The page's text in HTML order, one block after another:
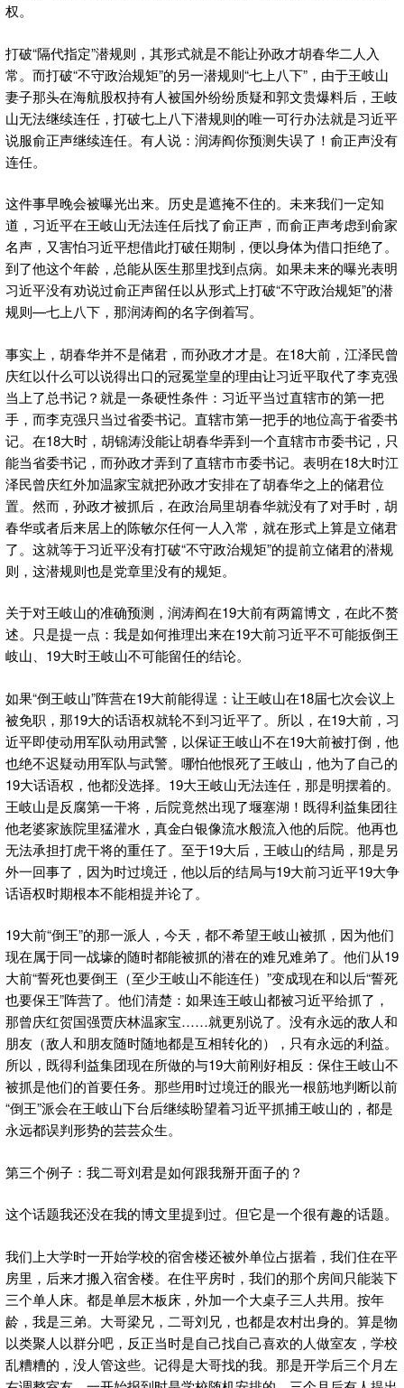
权。
打破“隔代指定”潜规则，其形式就是不能让孙政才胡春华二人入
常。而打破“不守政治规矩”的另一潜规则“七上八下”，由于王岐山
妻子那头在海航股权持有人被国外纷纷质疑和郭文贵爆料后，王岐
山无法继续连任，打破七上八下潜规则的唯一可行办法就是习近平
说服俞正声继续连任。有人说：润涛阎你预测失误了！俞正声没有
连任。
这件事早晚会被曝光出来。历史是遮掩不住的。未来我们一定知
道，习近平在王岐山无法连任后找了俞正声，而俞正声考虑到俞家
名声，又害怕习近平想借此打破任期制，便以身体为借口拒绝了。
到了他这个年龄，总能从医生那里找到点病。如果未来的曝光表明
习近平没有劝说过俞正声留任以从形式上打破“不守政治规矩”的潜
规则—七上八下，那润涛阎的名字倒着写。
事实上，胡春华并不是储君，而孙政才才是。在18大前，江泽民曾
庆红以什么可以说得出口的冠冕堂皇的理由让习近平取代了李克强
当上了总书记？就是一条硬性条件：习近平当过直辖市的第一把
手，而李克强只当过省委书记。直辖市第一把手的地位高于省委书
记。在18大时，胡锦涛没能让胡春华弄到一个直辖市市委书记，只
能当省委书记，而孙政才弄到了直辖市市委书记。表明在18大时江
泽民曾庆红外加温家宝就把孙政才安排在了胡春华之上的储君位
置。然而，孙政才被抓后，在政治局里胡春华就没有了对手时，胡
春华或者后来居上的陈敏尔任何一人入常，就在形式上算是立储君
了。这就等于习近平没有打破“不守政治规矩”的提前立储君的潜规
则，这潜规则也是党章里没有的规矩。
关于对王岐山的准确预测，润涛阎在19大前有两篇博文，在此不赘
述。只是提一点：我是如何推理出来在19大前习近平不可能扳倒王
岐山、19大时王岐山不可能留任的结论。
如果“倒王岐山”阵营在19大前能得逞：让王岐山在18届七次会议上
被免职，那19大的话语权就轮不到习近平了。所以，在19大前，习
近平即使动用军队动用武警，以保证王岐山不在19大前被打倒，他
也绝不迟疑动用军队与武警。哪怕他恨死了王岐山，他为了自己的
19大话语权，他都没选择。19大王岐山无法连任，那是明摆着的。
王岐山是反腐第一干将，后院竟然出现了堰塞湖！既得利益集团往
他老婆家族院里猛灌水，真金白银像流水般流入他的后院。他再也
无法承担打虎干将的重任了。至于19大后，王岐山的结局，那是另
外一回事了，因为时过境迁，他以后的结局与19大前习近平19大争
话语权时期根本不能相提并论了。
19大前“倒王”的那一派人，今天，都不希望王岐山被抓，因为他们
现在属于同一战壕的随时都能被抓的潜在的难兄难弟了。他们从19
大前“誓死也要倒王（至少王岐山不能连任）”变成现在和以后“誓死
也要保王”阵营了。他们清楚：如果连王岐山都被习近平给抓了，
那曾庆红贺国强贾庆林温家宝……就更别说了。没有永远的敌人和
朋友（敌人和朋友随时随地都是互相转化的），只有永远的利益。
所以，既得利益集团现在所做的与19大前刚好相反：保住王岐山不
被抓是他们的首要任务。那些用时过境迁的眼光一根筋地判断以前
“倒王”派会在王岐山下台后继续盼望着习近平抓捕王岐山的，都是
永远都误判形势的芸芸众生。
第三个例子：我二哥刘君是如何跟我掰开面子的？
这个话题我还没在我的博文里提到过。但它是一个很有趣的话题。
我们上大学时一开始学校的宿舍楼还被外单位占据着，我们住在平
房里，后来才搬入宿舍楼。在住平房时，我们的那个房间只能装下
三个单人床。都是单层木板床，外加一个大桌子三人共用。按年
龄，我是三弟。大哥梁兄，二哥刘兄，也都是农村出身的。算是物
以类聚人以群分吧，反正当时是自己找自己喜欢的人做室友，学校
乱糟糟的，没人管这些。记得是大哥找的我。那是开学后三个月左